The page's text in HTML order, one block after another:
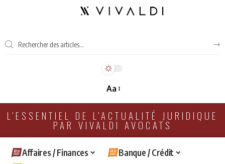
Aa
L'ESSENTIEL DE L'ACTUALITÉ JURIDIQUE
PAR VIVALDI AVOCATS
Affaires / Finances
Banque / Crédit